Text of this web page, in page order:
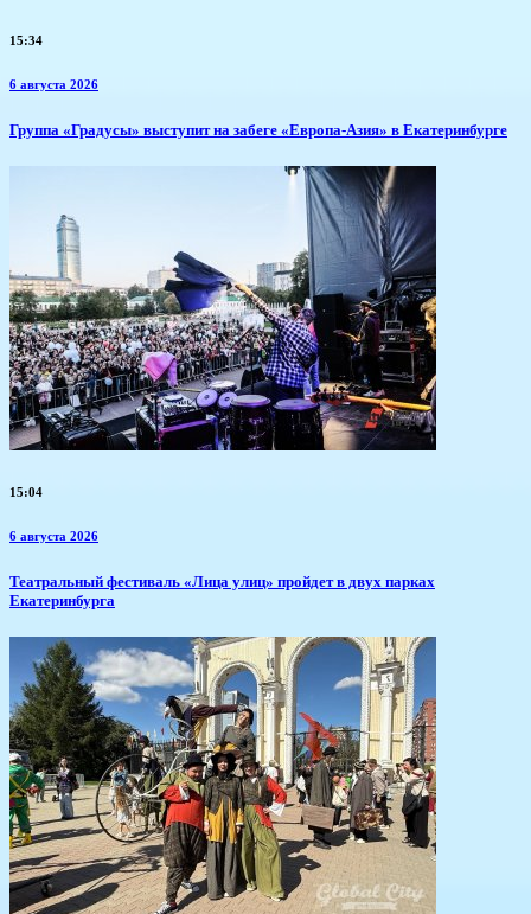
15:34
6 августа 2026
​Группа «Градусы» выступит на забеге «Европа-Азия» в Екатеринбурге
15:04
6 августа 2026
​Театральный фестиваль «Лица улиц» пройдет в двух парках
Екатеринбурга